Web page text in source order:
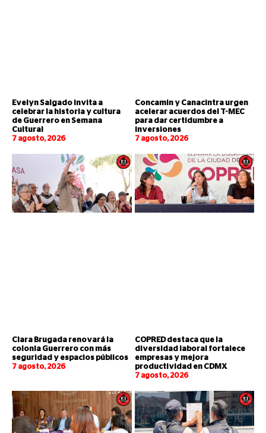
Evelyn Salgado invita a
celebrar la historia y cultura
de Guerrero en Semana
Cultural
7 agosto, 2026
Concamin y Canacintra urgen
acelerar acuerdos del T-MEC
para dar certidumbre a
inversiones
7 agosto, 2026
Clara Brugada renovará la
colonia Guerrero con más
seguridad y espacios públicos
7 agosto, 2026
COPRED destaca que la
diversidad laboral fortalece
empresas y mejora
productividad en CDMX
7 agosto, 2026